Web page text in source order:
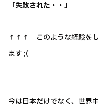
「失敗された・・」
↑↑↑ このような経験をし
ます ;(
今は日本だけでなく、世界